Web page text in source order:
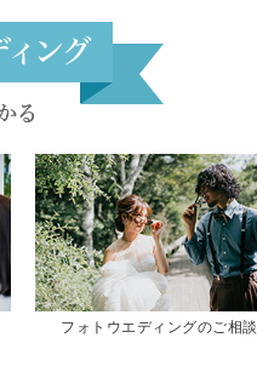
フォトウエディングのご相談